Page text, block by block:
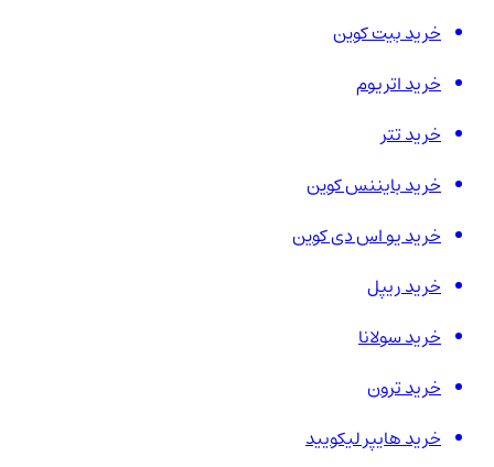
خرید بیت کوین
خرید اتریوم
خرید تتر
خرید بایننس کوین
خرید یو اس دی کوین
خرید ریپل
خرید سولانا
خرید ترون
خرید هایپر لیکویید